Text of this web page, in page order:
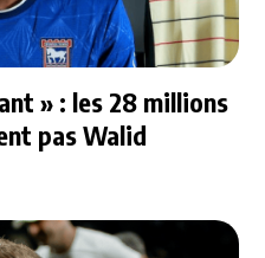
» : les 28 millions
pas Walid